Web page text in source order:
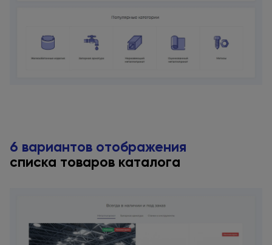
6 вариантов отображения
списка товаров каталога